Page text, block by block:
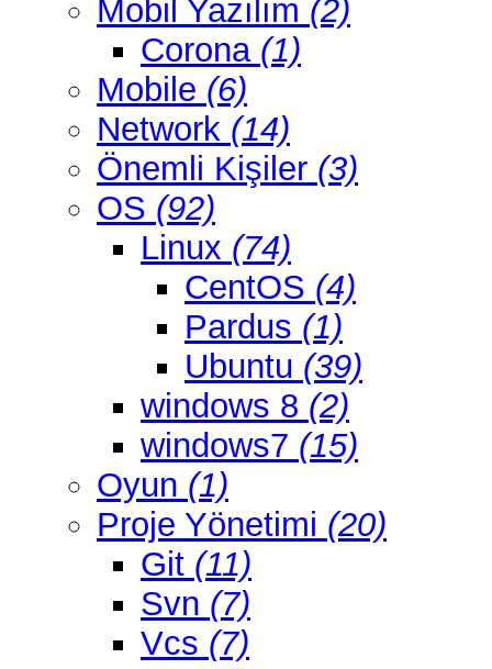
Mobil Yazılım (2)
Corona (1)
Mobile (6)
Network (14)
Önemli Kişiler (3)
OS (92)
Linux (74)
CentOS (4)
Pardus (1)
Ubuntu (39)
windows 8 (2)
windows7 (15)
Oyun (1)
Proje Yönetimi (20)
Git (11)
Svn (7)
Vcs (7)